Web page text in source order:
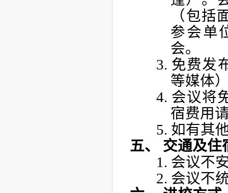
（包括
参会单
会。
3. 免费发
等媒体
4. 会议将
宿费用
5. 如有其
五、 交通及住
1. 会议不
2. 会议不